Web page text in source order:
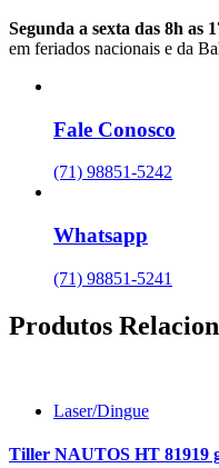
Segunda a sexta das 8h as
em feriados nacionais e da
Fale Conosco
(71) 98851-5242
Whatsapp
(71) 98851-5241
Produtos
Laser/Dingue
Tiller NAUTOS HT 81919